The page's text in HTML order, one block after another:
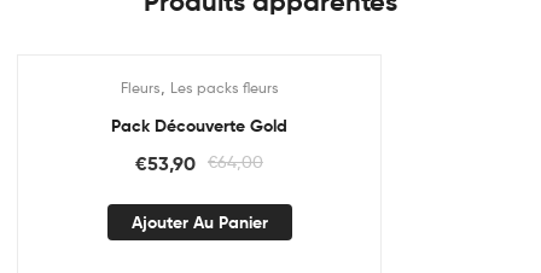
Fleurs, Les packs fleurs
Pack Découverte Gold
€64,00
€53,90
Ajouter Au Panier